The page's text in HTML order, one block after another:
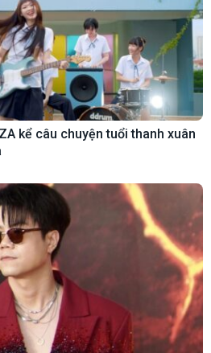
kể câu chuyện tuổi thanh xuân